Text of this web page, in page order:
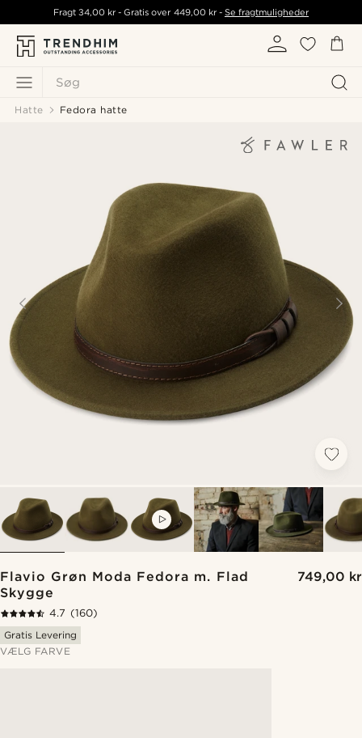
Søg
Fragt34,00 kr - Gratis over 449,00 kr- Se fragtmuligheder
Hatte Fedora hatte
Flavio Grøn Moda Fedora m. Flad
Skygge
749,00 kr
4.7 (160)
Gratis Levering
VÆLG FARVE